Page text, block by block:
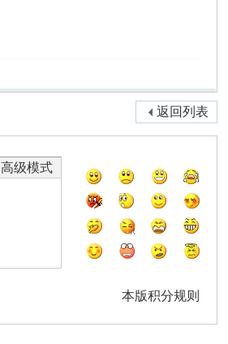
返回列表
高级模式
本版积分规则